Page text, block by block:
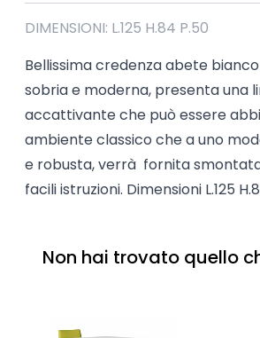
DIMENSIONI: L.125 H.84 P.50
Bellissima credenza abete
sobria e moderna, presenta una
accattivante che può essere
ambiente classico che a uno
e robusta, verrà fornita
facili istruzioni. Dimensioni L.125
Non hai trovato quello